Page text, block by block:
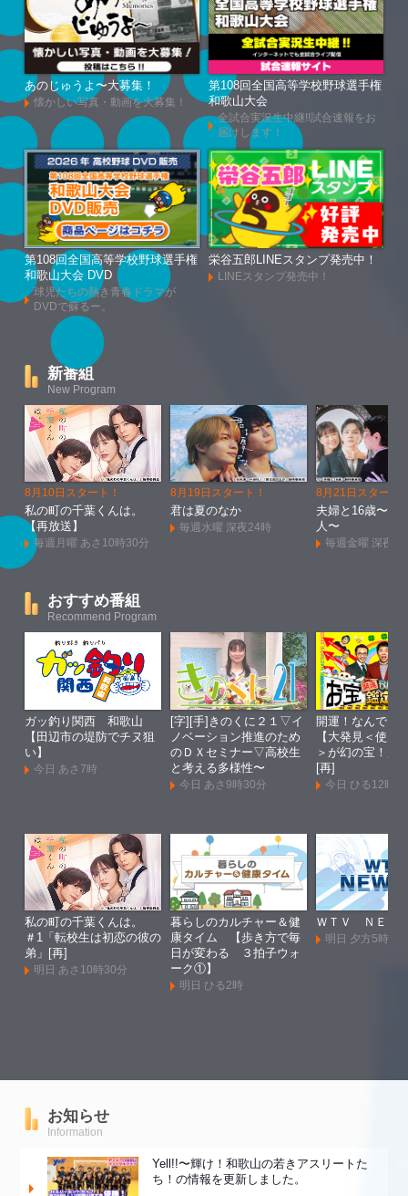
あのじゅうよ〜大募集！
懐かしい写真・動画を大募集！
第108回全国高等学校野球選手権
和歌山大会
全試合実況生中継!!試合速報をお
届けします！
第108回全国高等学校野球選手権
和歌山大会 DVD
球児たちの熱き青春ドラマが
DVDで蘇るー。
栄谷五郎LINEスタンプ発売中！
LINEスタンプ発売中！
新番組
New Program
8月10日スタート！
私の町の千葉くんは。
【再放送】
毎週月曜 あさ10時30分
8月19日スタート！
君は夏のなか
毎週水曜 深夜24時
8月21日スタート
夫婦と16歳〜狂
人〜
毎週金曜 深夜1
おすすめ番組
Recommend Program
ガッ釣り関西 和歌山
【田辺市の堤防でチヌ狙
い】
今日 あさ7時
[字][手]きのくに２１▽イ
ノベーション推進のため
のＤＸセミナー▽高校生
と考える多様性〜
今日 あさ9時30分
開運！なんで
【大発見＜使用
＞が幻の宝！超
[再]
今日 ひる12時
私の町の千葉くんは。
＃1「転校生は初恋の彼の
弟」[再]
明日 あさ10時30分
暮らしのカルチャー＆健
康タイム 【歩き方で毎
日が変わる ３拍子ウォ
ーク①】
明日 ひる2時
ＷＴＶ ＮＥＷ
明日 夕方5時55
お知らせ
Information
Yell!!〜輝け！和歌山の若きアスリートた
ち！の情報を更新しました。